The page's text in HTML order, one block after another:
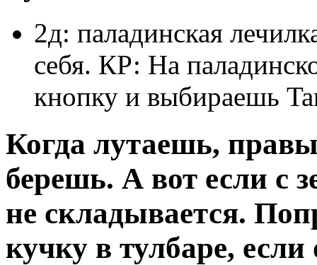
2д: паладинская
себя. КР: На
кнопку и выбираешь
Когда лутаешь,
берешь. А вот если с
не складывается.
кучку в тулбаре,